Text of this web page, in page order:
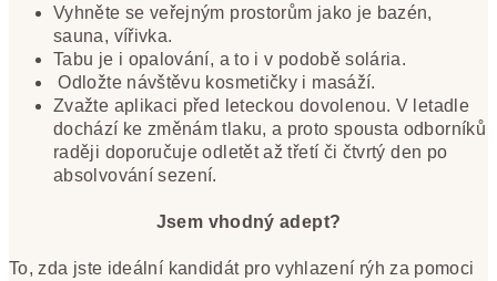
Vyhněte se veřejným prostorům jako je bazén,
sauna, vířivka.
Tabu je i opalování, a to i v podobě solária.
Odložte návštěvu kosmetičky i masáží.
Zvažte aplikaci před leteckou dovolenou. V letadle
dochází ke změnám tlaku, a proto spousta odborníků
raději doporučuje odletět až třetí či čtvrtý den po
absolvování sezení.
Jsem vhodný adept?
To, zda jste ideální kandidát pro vyhlazení rýh za pomoci